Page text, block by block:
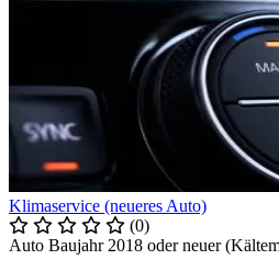
Klimaservice (neueres Auto)
(0)
Auto Baujahr 2018 oder neuer